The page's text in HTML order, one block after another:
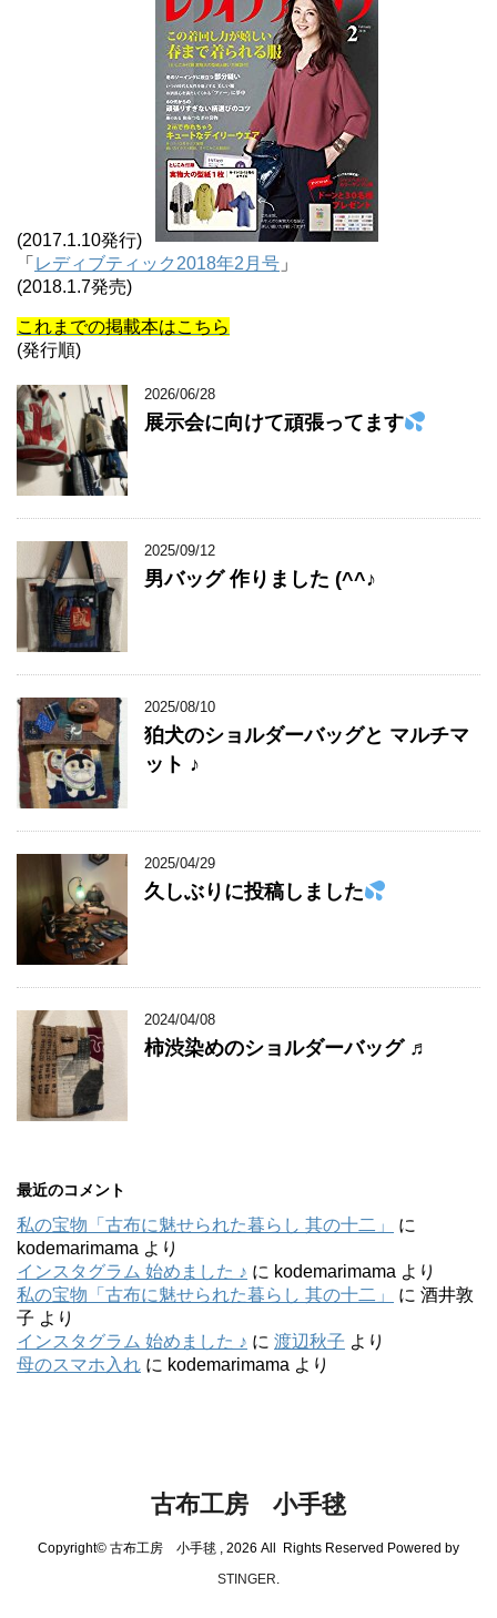
(2017.1.10発行)
「 レディブティック2018年2月号 」
(2018.1.7発売)
これまでの掲載本はこちら
(発行順)
2026/06/28
展示会に向けて頑張ってます
2025/09/12
男バッグ 作りました (^^♪
2025/08/10
狛犬のショルダーバッグと マルチマ
ット ♪
2025/04/29
久しぶりに投稿しました
2024/04/08
柿渋染めのショルダーバッグ ♬
最近のコメント
私の宝物「古布に魅せられた暮らし 其の十二」
に
kodemarimama より
インスタグラム 始めました ♪ に kodemarimama より
私の宝物「古布に魅せられた暮らし 其の十二」
に 酒井敦
子 より
インスタグラム 始めました ♪ に 渡辺秋子 より
母のスマホ入れ に kodemarimama より
古布工房 小手毬
Copyright© 古布工房 小手毬 , 2026 All Rights Reserved Powered by
STINGER